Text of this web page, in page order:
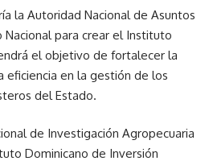
la Autoridad Nacional de Asuntos
Nacional para crear el Instituto
el objetivo de fortalecer la
eficiencia en la gestión de los
del Estado.
de Investigación Agropecuaria
Dominicano de Inversión